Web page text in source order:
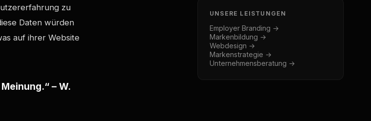
zu
Daten würden
auf ihrer Website
– W.
UNSERE LEISTUNGEN
Employer Branding →
Markenbildung →
Webdesign →
Markenstrategie →
Unternehmensberatung →